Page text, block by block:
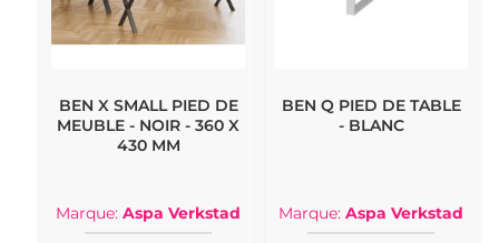
BEN X SMALL PIED DE
MEUBLE - NOIR - 360 X
430 MM
Marque: Aspa Verkstad
BEN Q PIED DE TABLE
- BLANC
Marque: Aspa Verkstad